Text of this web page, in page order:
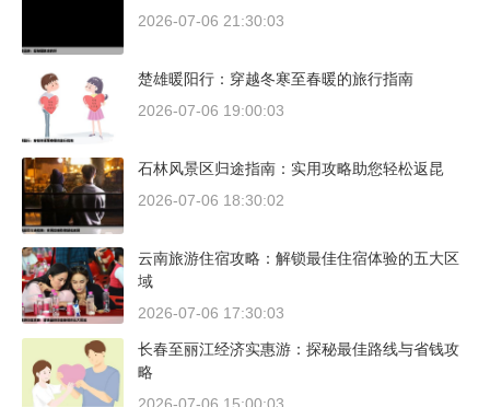
2026-07-06 21:30:03
楚雄暖阳行：穿越冬寒至春暖的旅行指南
2026-07-06 19:00:03
石林风景区归途指南：实用攻略助您轻松返昆
2026-07-06 18:30:02
云南旅游住宿攻略：解锁最佳住宿体验的五大区
域
2026-07-06 17:30:03
长春至丽江经济实惠游：探秘最佳路线与省钱攻
略